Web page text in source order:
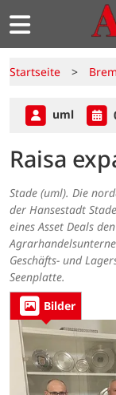
Startseite >
uml
Raisa
Stade (uml). Die
der Hansestadt
eines Asset Deals
Geschäfts- und
Seenplatte.
Bilder